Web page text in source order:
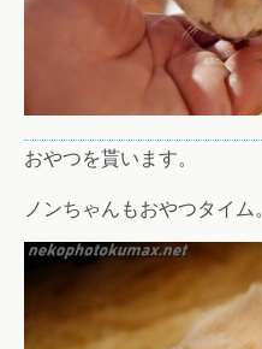
おやつを貰います。
ノンちゃんもおやつタイム。